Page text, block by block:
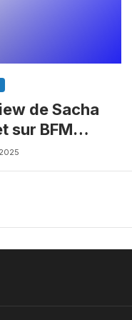
de Sacha
sur BFM